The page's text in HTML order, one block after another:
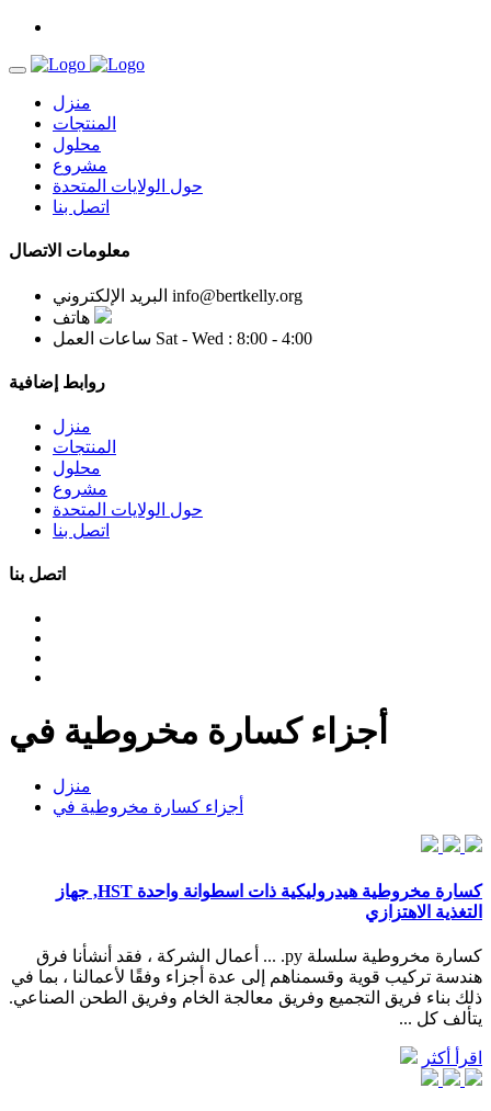
منزل
المنتجات
محلول
مشروع
حول الولايات المتحدة
اتصل بنا
معلومات الاتصال
البريد الإلكتروني info@bertkelly.org
هاتف
ساعات العمل Sat - Wed : 8:00 - 4:00
روابط إضافية
منزل
المنتجات
محلول
مشروع
حول الولايات المتحدة
اتصل بنا
اتصل بنا
أجزاء كسارة مخروطية في
منزل
أجزاء كسارة مخروطية في
كسارة مخروطية هيدروليكية ذات اسطوانة واحدة HST, جهاز
التغذية الاهتزازي
كسارة مخروطية سلسلة py. ... أعمال الشركة ، فقد أنشأنا فرق
هندسة تركيب قوية وقسمناهم إلى عدة أجزاء وفقًا لأعمالنا ، بما في
ذلك بناء فريق التجميع وفريق معالجة الخام وفريق الطحن الصناعي.
يتألف كل ...
اقرأ أكثر